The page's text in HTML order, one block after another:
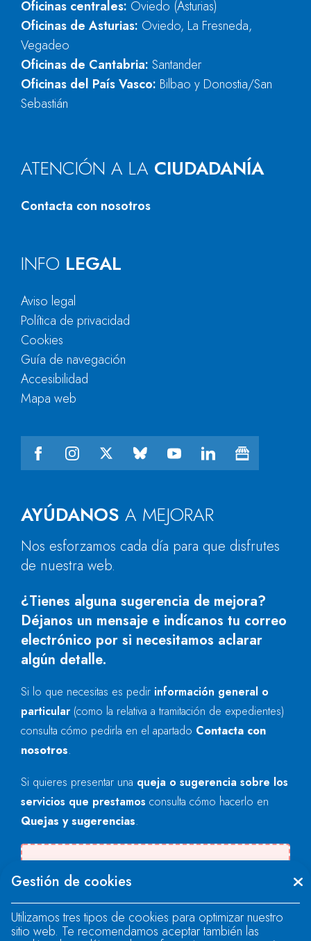
Oficinas centrales: Oviedo (Asturias)
Oficinas de Asturias: Oviedo, La Fresneda,
Vegadeo
Oficinas de Cantabria: Santander
Oficinas del País Vasco: Bilbao y Donostia/San
Sebastián
ATENCIÓN A LA CIUDADANÍA
Contacta con nosotros
AYÚDANOS A MEJORAR
Nos esforzamos cada día para que disfrutes
de nuestra web.
¿Tienes alguna sugerencia de mejora?
Déjanos un mensaje e indícanos tu correo
electrónico por si necesitamos aclarar
algún detalle.
Si lo que necesitas es pedir información general o
particular (como la relativa a tramitación de expedientes)
consulta cómo pedirla en el apartado Contacta con
nosotros.
Si quieres presentar una queja o sugerencia sobre los
servicios que prestamos consulta cómo hacerlo en
Quejas y sugerencias.
"text".
INFO LEGAL
Aviso legal
Política de privacidad
Cookies
Guía de navegación
Accesibilidad
Mapa web
Gestión de cookies
Utilizamos tres tipos de cookies para optimizar nuestro
sitio web. Te recomendamos aceptar también las